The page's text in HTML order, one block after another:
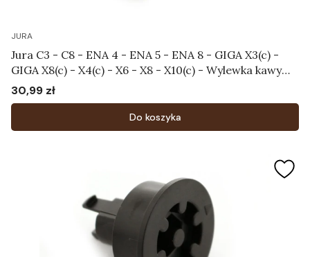
JURA
Jura C3 - C8 - ENA 4 - ENA 5 - ENA 8 - GIGA X3(c) -
GIGA X8(c) - X4(c) - X6 - X8 - X10(c) - Wylewka kawy
Art. 73544
Cena
30,99 zł
Do koszyka